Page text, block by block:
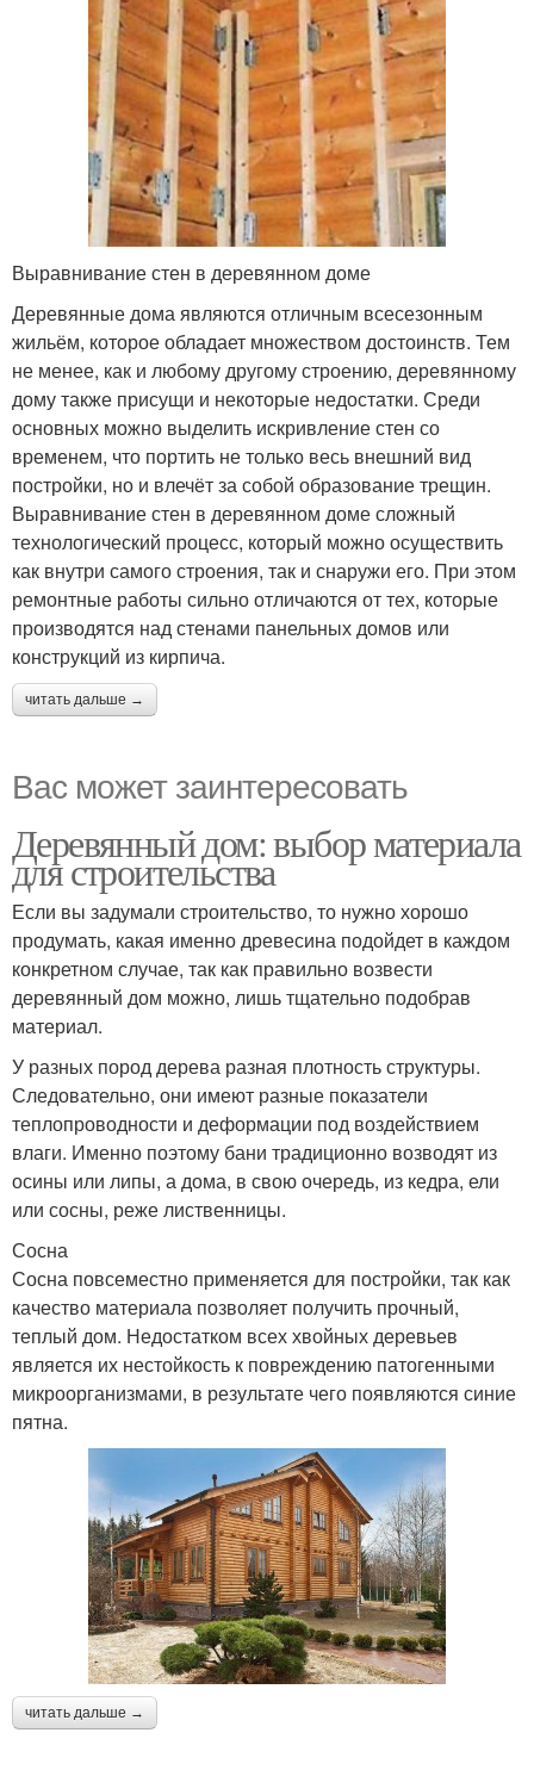
Выравнивание стен в деревянном доме
Деревянные дома являются отличным всесезонным
жильём, которое обладает множеством достоинств. Тем
не менее, как и любому другому строению, деревянному
дому также присущи и некоторые недостатки. Среди
основных можно выделить искривление стен со
временем, что портить не только весь внешний вид
постройки, но и влечёт за собой образование трещин.
Выравнивание стен в деревянном доме сложный
технологический процесс, который можно осуществить
как внутри самого строения, так и снаружи его. При этом
ремонтные работы сильно отличаются от тех, которые
производятся над стенами панельных домов или
конструкций из кирпича.
читать дальше →
Вас может заинтересовать
Деревянный дом: выбор материала
для строительства
Если вы задумали строительство, то нужно хорошо
продумать, какая именно древесина подойдет в каждом
конкретном случае, так как правильно возвести
деревянный дом можно, лишь тщательно подобрав
материал.
У разных пород дерева разная плотность структуры.
Следовательно, они имеют разные показатели
теплопроводности и деформации под воздействием
влаги. Именно поэтому бани традиционно возводят из
осины или липы, а дома, в свою очередь, из кедра, ели
или сосны, реже лиственницы.
Сосна
Сосна повсеместно применяется для постройки, так как
качество материала позволяет получить прочный,
теплый дом. Недостатком всех хвойных деревьев
является их нестойкость к повреждению патогенными
микроорганизмами, в результате чего появляются синие
пятна.
читать дальше →